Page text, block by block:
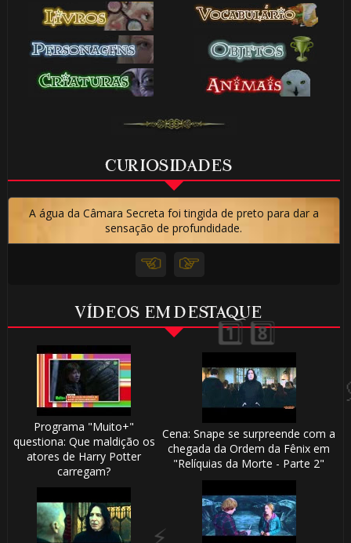
CURIOSIDADES
A água da Câmara Secreta foi tingida de preto para dar a
sensação de profundidade.
VÍDEOS EM DESTAQUE
Programa "Muito+"
questiona: Que maldição os
atores de Harry Potter
carregam?
Cena: Snape se surpreende com a
chegada da Ordem da Fênix em
"Relíquias da Morte - Parte 2"
⚡⚡
🎂
1️⃣ 8️⃣
⚡